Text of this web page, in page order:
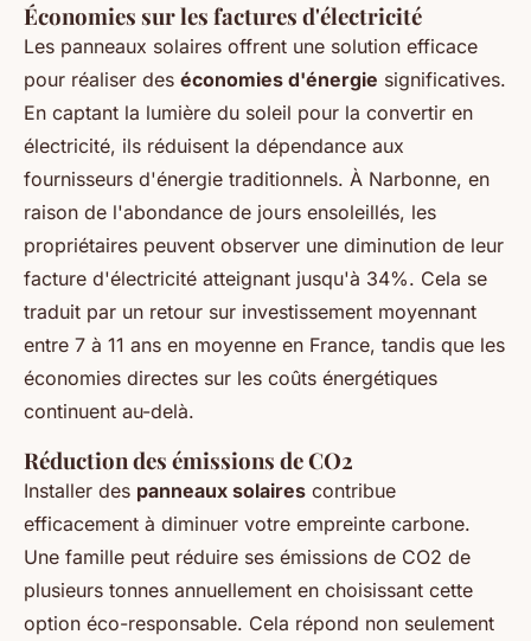
Économies sur les factures d'électricité
Les panneaux solaires offrent une solution efficace
pour réaliser des économies d'énergie significatives.
En captant la lumière du soleil pour la convertir en
électricité, ils réduisent la dépendance aux
fournisseurs d'énergie traditionnels. À Narbonne, en
raison de l'abondance de jours ensoleillés, les
propriétaires peuvent observer une diminution de leur
facture d'électricité atteignant jusqu'à 34%. Cela se
traduit par un retour sur investissement moyennant
entre 7 à 11 ans en moyenne en France, tandis que les
économies directes sur les coûts énergétiques
continuent au-delà.
Réduction des émissions de CO2
Installer des panneaux solaires contribue
efficacement à diminuer votre empreinte carbone.
Une famille peut réduire ses émissions de CO2 de
plusieurs tonnes annuellement en choisissant cette
option éco-responsable. Cela répond non seulement